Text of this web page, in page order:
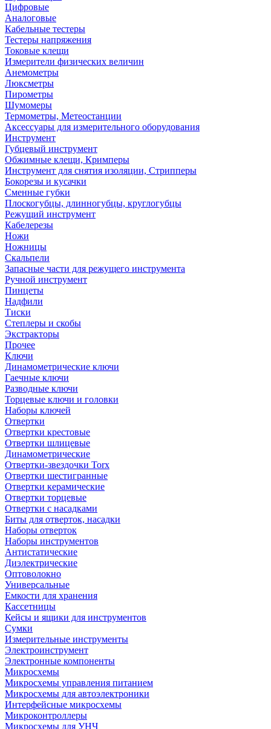
Цифровые
Аналоговые
Кабельные тестеры
Тестеры напряжения
Токовые клещи
Измерители физических величин
Анемометры
Люксметры
Пирометры
Шумомеры
Термометры, Метеостанции
Аксессуары для измерительного оборудования
Инструмент
Губцевый инструмент
Обжимные клещи, Кримперы
Инструмент для снятия изоляции, Стрипперы
Бокорезы и кусачки
Сменные губки
Плоскогубцы, длинногубцы, круглогубцы
Режущий инструмент
Кабелерезы
Ножи
Ножницы
Скальпели
Запасные части для режущего инструмента
Ручной инструмент
Пинцеты
Надфили
Тиски
Степлеры и скобы
Экстракторы
Прочее
Ключи
Динамометрические ключи
Гаечные ключи
Разводные ключи
Торцевые ключи и головки
Наборы ключей
Отвертки
Отвертки крестовые
Отвертки шлицевые
Динамометрические
Отвертки-звездочки Torx
Отвертки шестигранные
Отвертки керамические
Отвертки торцевые
Отвертки с насадками
Биты для отверток, насадки
Наборы отверток
Наборы инструментов
Антистатические
Диэлектрические
Оптоволокно
Универсальные
Емкости для хранения
Кассетницы
Кейсы и ящики для инструментов
Сумки
Измерительные инструменты
Электроинструмент
Электронные компоненты
Микросхемы
Микросхемы управления питанием
Микросхемы для автоэлектроники
Интерфейсные микросхемы
Микроконтроллеры
Микросхемы для УНЧ